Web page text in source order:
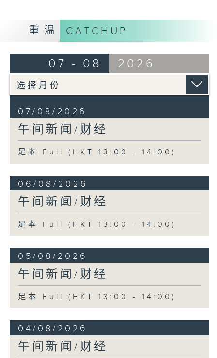
重温 CATCHUP
07 - 08 2026
07/08/2026
午间新闻/财经
足本 Full (HKT 13:00 - 14:00)
06/08/2026
午间新闻/财经
足本 Full (HKT 13:00 - 14:00)
05/08/2026
午间新闻/财经
足本 Full (HKT 13:00 - 14:00)
04/08/2026
午间新闻/财经